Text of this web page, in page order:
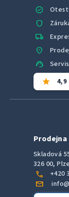
verified
shield
local_shipping
location_on
support_agent
star
Prodejna
Skladová
326 00,
call +420
mail